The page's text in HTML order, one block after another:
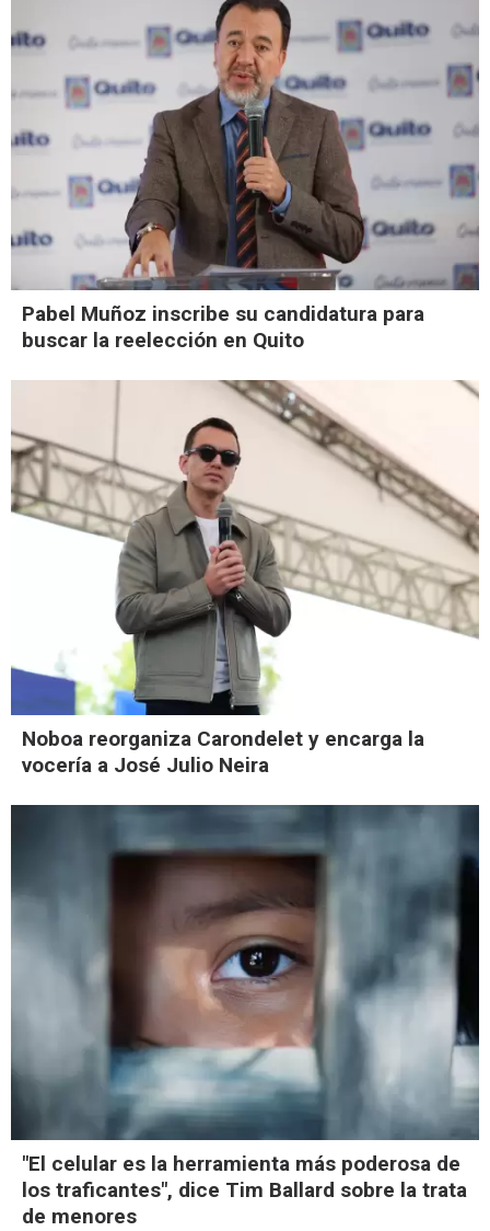
Pabel Muñoz inscribe su candidatura para
buscar la reelección en Quito
Noboa reorganiza Carondelet y encarga la
vocería a José Julio Neira
"El celular es la herramienta más poderosa de
los traficantes", dice Tim Ballard sobre la trata
de menores